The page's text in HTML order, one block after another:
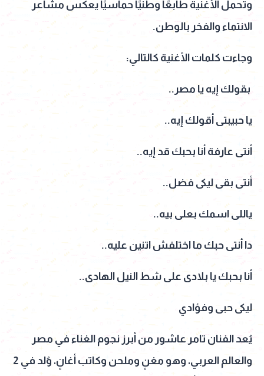
وتحمل الأغنية طابعًا وطنيًا حماسيًا يعكس مشاعر
الانتماء والفخر بالوطن.
وجاءت كلمات الأغنية كالتالي:
بقولك إيه يا مصر..
يا حبيبتى أقولك إيه..
أنتى عارفة أنا بحبك قد إيه..
أنتى بقى ليكى فضل..
ياللى اسمك بعلى بيه..
دا أنتى حبك ما اختلفش اتنين عليه..
أنا بحبك يا بلادى على شط النيل الهادى..
ليكى حبى وفؤادي
يُعد الفنان تامر عاشور من أبرز نجوم الغناء في مصر
والعالم العربي، وهو مغنٍ وملحن وكاتب أغانٍ، وُلد في 2